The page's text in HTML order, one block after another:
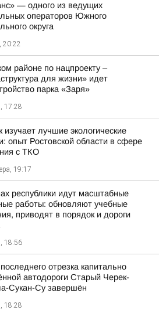
— одного из ведущих
операторов Южного
округа
20:22
районе по нацпроекту –
для жизни» идет
парка «Заря»
17:28
изучает лучшие экологические
опыт Ростовской области в сфере
с ТКО
19:17
республики идут масштабные
работы: обновляют учебные
приводят в порядок и дороги
18:56
отрезка капитально
автодороги Старый Черек-
Сукан-Су завершён
18:28